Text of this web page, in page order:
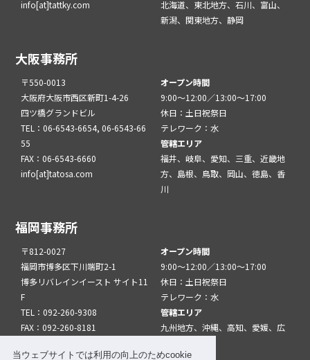
当ウェブサイトでは利用の向上のためcookie
info[at]tattky.com
北海道、東北地方、石川、富山、
新潟、関東地方、静岡
大阪事務所
〒550-0013
大阪府大阪市西区新町1-4-26
四ツ橋グランドビル
TEL：06-6543-6654, 06-6543-66
55
FAX：06-6543-6660
info[at]tatosa.com
オープン時間
9:00～12:00／13:00～17:00
休日：土日祝祭日
テレワーク：水
管轄エリア
福井、岐阜、愛知、三重、近畿地
方、島根、鳥取、岡山、徳島、香
川
福岡事務所
〒812-0027
福岡市博多区下川端町2-1
博多リバレインイースト サイト11
F
TEL：092-260-9308
FAX：092-260-8181
オープン時間
9:00～12:00／13:00～17:00
休日：土日祝祭日
テレワーク：水
管轄エリア
九州地方、沖縄、高知、愛媛、広